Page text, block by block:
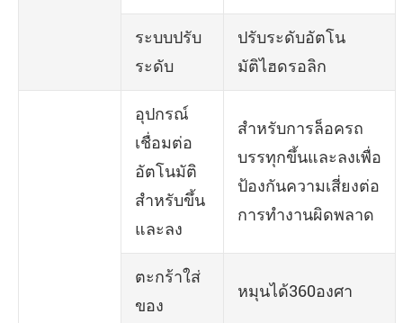
ระบบปรับ
ระดับ
ปรับระดับอัตโน
มัติไฮดรอลิก
อุปกรณ์
เชื่อมต่อ
อัตโนมัติ
สำหรับขึ้น
และลง
สำหรับการล็อครถ
บรรทุกขึ้นและลงเพื่อ
ป้องกันความเสี่ยงต่อ
การทำงานผิดพลาด
ตะกร้าใส่
ของ
หมุนได้360องศา